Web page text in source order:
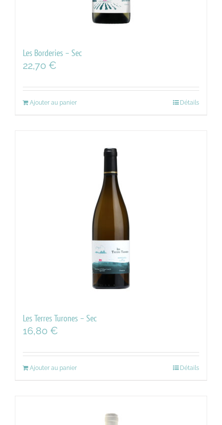
Les Borderies – Sec
22,70 €
Ajouter au panier Détails
Les Terres Turones – Sec
16,80 €
Ajouter au panier Détails